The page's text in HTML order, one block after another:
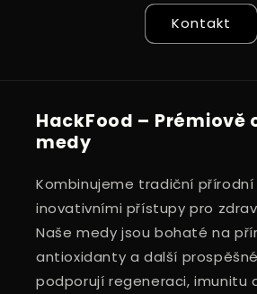
Kontakt
HackFood – Prémiově
medy
Kombinujeme tradiční přírodní
inovativními přístupy pro
Naše medy jsou bohaté na
antioxidanty a další
podporují regeneraci, imunitu